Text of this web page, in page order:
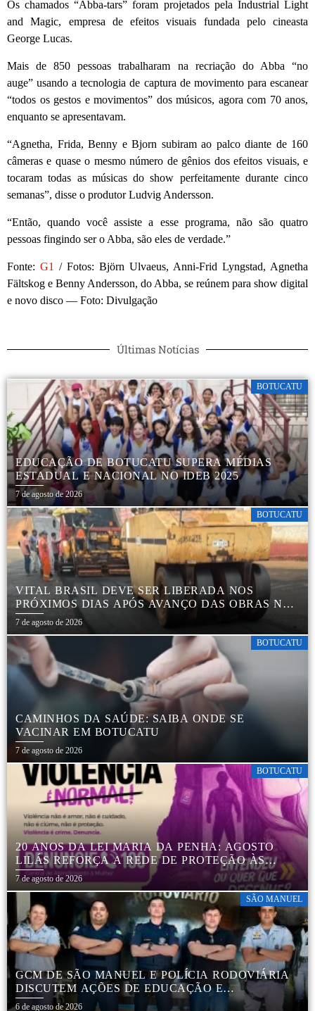
Os chamados “Abba-tars” foram projetados pela Industrial Light
and Magic, empresa de efeitos visuais fundada pelo cineasta
George Lucas.
Mais de 850 pessoas trabalharam na recriação do Abba “no
auge” usando a tecnologia de captura de movimento para escanear
“todos os gestos e movimentos” dos músicos, agora com 70 anos,
enquanto se apresentavam.
“Agnetha, Frida, Benny e Bjorn subiram ao palco diante de 160
câmeras e quase o mesmo número de gênios dos efeitos visuais, e
tocaram todas as músicas do show perfeitamente durante cinco
semanas”, disse o produtor Ludvig Andersson.
“Então, quando você assiste a esse programa, não são quatro
pessoas fingindo ser o Abba, são eles de verdade.”
Fonte: G1 / Fotos: Björn Ulvaeus, Anni-Frid Lyngstad, Agnetha
Fältskog e Benny Andersson, do Abba, se reúnem para show digital
e novo disco — Foto: Divulgação
Últimas Notícias
BOTUCATU
EDUCAÇÃO DE BOTUCATU SUPERA MÉDIAS
ESTADUAL E NACIONAL NO IDEB 2025
7 de agosto de 2026
BOTUCATU
VITAL BRASIL DEVE SER LIBERADA NOS
PRÓXIMOS DIAS APÓS AVANÇO DAS OBRAS NA
REGIÃO DA RODOVIÁRIA
7 de agosto de 2026
BOTUCATU
CAMINHOS DA SAÚDE: SAIBA ONDE SE
VACINAR EM BOTUCATU
7 de agosto de 2026
BOTUCATU
20 ANOS DA LEI MARIA DA PENHA: AGOSTO
LILÁS REFORÇA A REDE DE PROTEÇÃO ÀS
MULHERES EM BOTUCATU
7 de agosto de 2026
SÃO MANUEL
GCM DE SÃO MANUEL E POLÍCIA RODOVIÁRIA
DISCUTEM AÇÕES DE EDUCAÇÃO E
SEGURANÇA NO TRÂNSITO
6 de agosto de 2026